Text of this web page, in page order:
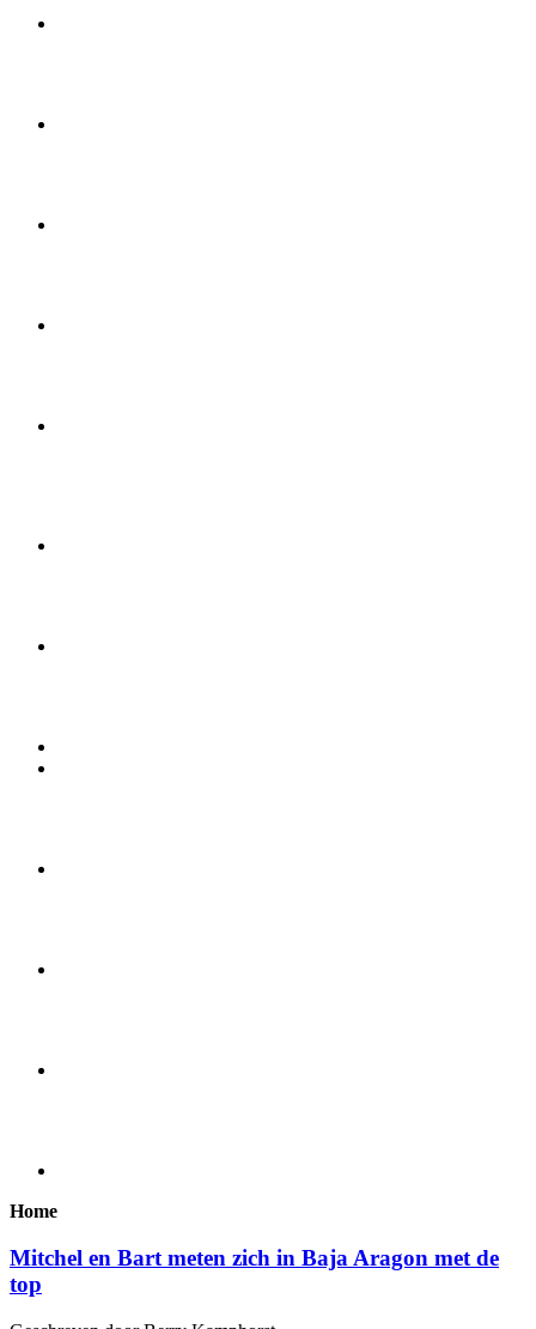
Home
Mitchel en Bart meten zich in Baja Aragon met de
top